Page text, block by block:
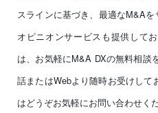
スラインに基づき、最適なM&A
オピニオンサービスも提供して
は、お気軽にM&A DXの無料相談
話またはWebより随時お受けし
はどうぞお気軽にお問い合わせくだ